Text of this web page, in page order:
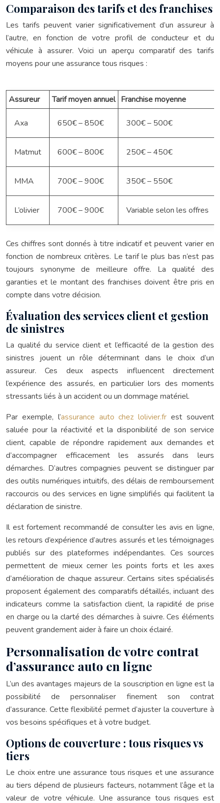
Comparaison des tarifs et des franchises
Les tarifs peuvent varier significativement d’un assureur à
l’autre, en fonction de votre profil de conducteur et du
véhicule à assurer. Voici un aperçu comparatif des tarifs
moyens pour une assurance tous risques :
Assureur Tarif moyen annuel Franchise moyenne
Axa 650€ – 850€ 300€ – 500€
Matmut 600€ – 800€ 250€ – 450€
MMA 700€ – 900€ 350€ – 550€
L’olivier 700€ – 900€ Variable selon les offres
Ces chiffres sont donnés à titre indicatif et peuvent varier en
fonction de nombreux critères. Le tarif le plus bas n’est pas
toujours synonyme de meilleure offre. La qualité des
garanties et le montant des franchises doivent être pris en
compte dans votre décision.
Évaluation des services client et gestion
de sinistres
La qualité du service client et l’efficacité de la gestion des
sinistres jouent un rôle déterminant dans le choix d’un
assureur. Ces deux aspects influencent directement
l’expérience des assurés, en particulier lors des moments
stressants liés à un accident ou un dommage matériel.
Par exemple, l’assurance auto chez lolivier.fr est souvent
saluée pour la réactivité et la disponibilité de son service
client, capable de répondre rapidement aux demandes et
d’accompagner efficacement les assurés dans leurs
démarches. D’autres compagnies peuvent se distinguer par
des outils numériques intuitifs, des délais de remboursement
raccourcis ou des services en ligne simplifiés qui facilitent la
déclaration de sinistre.
Il est fortement recommandé de consulter les avis en ligne,
les retours d’expérience d’autres assurés et les témoignages
publiés sur des plateformes indépendantes. Ces sources
permettent de mieux cerner les points forts et les axes
d’amélioration de chaque assureur. Certains sites spécialisés
proposent également des comparatifs détaillés, incluant des
indicateurs comme la satisfaction client, la rapidité de prise
en charge ou la clarté des démarches à suivre. Ces éléments
peuvent grandement aider à faire un choix éclairé.
Personnalisation de votre contrat
d’assurance auto en ligne
L’un des avantages majeurs de la souscription en ligne est la
possibilité de personnaliser finement son contrat
d’assurance. Cette flexibilité permet d’ajuster la couverture à
vos besoins spécifiques et à votre budget.
Options de couverture : tous risques vs
tiers
Le choix entre une assurance tous risques et une assurance
au tiers dépend de plusieurs facteurs, notamment l’âge et la
valeur de votre véhicule. Une assurance tous risques est